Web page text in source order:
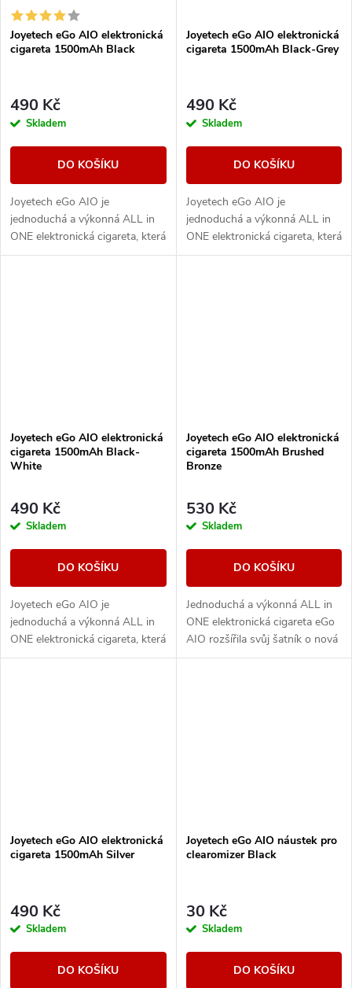
Joyetech eGo AIO elektronická
cigareta 1500mAh Black
490 Kč
Skladem
DO KOŠÍKU
Joyetech eGo AIO je
jednoduchá a výkonná ALL in
ONE elektronická cigareta, která
svými vlastnostmi uspokojí jak
Joyetech eGo AIO elektronická
cigareta 1500mAh Black-Grey
490 Kč
Skladem
DO KOŠÍKU
Joyetech eGo AIO je
jednoduchá a výkonná ALL in
ONE elektronická cigareta, která
svými vlastnostmi uspokojí jak
Joyetech eGo AIO elektronická
cigareta 1500mAh Black-
White
490 Kč
Skladem
DO KOŠÍKU
Joyetech eGo AIO je
jednoduchá a výkonná ALL in
ONE elektronická cigareta, která
svými vlastnostmi uspokojí jak
Joyetech eGo AIO elektronická
cigareta 1500mAh Brushed
Bronze
530 Kč
Skladem
DO KOŠÍKU
Jednoduchá a výkonná ALL in
ONE elektronická cigareta eGo
AIO rozšířila svůj šatník o nová
barevná provedení. Nyní se
Joyetech eGo AIO elektronická
cigareta 1500mAh Silver
490 Kč
Skladem
DO KOŠÍKU
Joyetech eGo AIO náustek pro
clearomizer Black
30 Kč
Skladem
DO KOŠÍKU